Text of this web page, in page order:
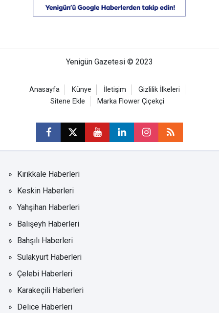
Yenigün Gazetesi © 2023
Anasayfa Künye İletişim
Gizlilik İlkeleri
Sitene Ekle
Marka Flower Çiçekçi
Kırıkkale Haberleri
Keskin Haberleri
Yahşihan Haberleri
Balışeyh Haberleri
Bahşılı Haberleri
Sulakyurt Haberleri
Çelebi Haberleri
Karakeçili Haberleri
Delice Haberleri